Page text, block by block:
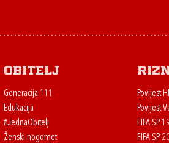
Obitelj
Generacija 111
Edukacija
#JednaObitelj
Ženski nogomet
Povijest
Povijest
FIFA SP
FIFA SP